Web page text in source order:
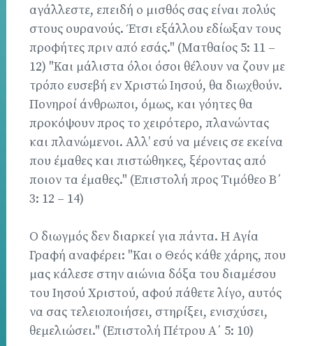
αγάλλεστε, επειδή ο μισθός σας είναι πολύς
στους ουρανούς. Έτσι εξάλλου εδίωξαν τους
προφήτες πριν από εσάς." (Ματθαίος 5: 11 –
12) "Και μάλιστα όλοι όσοι θέλουν να ζουν με
τρόπο ευσεβή εν Χριστώ Ιησού, θα διωχθούν.
Πονηροί άνθρωποι, όμως, και γόητες θα
προκόψουν προς το χειρότερο, πλανώντας
και πλανώμενοι. Αλλ’ εσύ να μένεις σε εκείνα
που έμαθες και πιστώθηκες, ξέροντας από
ποιον τα έμαθες." (Επιστολή προς Τιμόθεο Β΄
3: 12 – 14)
Ο διωγμός δεν διαρκεί για πάντα. Η Αγία
Γραφή αναφέρει: "Και ο Θεός κάθε χάρης, που
μας κάλεσε στην αιώνια δόξα του διαμέσου
του Ιησού Χριστού, αφού πάθετε λίγο, αυτός
να σας τελειοποιήσει, στηρίξει, ενισχύσει,
θεμελιώσει." (Επιστολή Πέτρου Α΄ 5: 10)